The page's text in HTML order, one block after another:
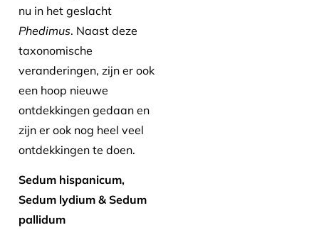
nu in het geslacht
Phedimus. Naast deze
taxonomische
veranderingen, zijn er ook
een hoop nieuwe
ontdekkingen gedaan en
zijn er ook nog heel veel
ontdekkingen te doen.
Sedum hispanicum,
Sedum lydium & Sedum
pallidum